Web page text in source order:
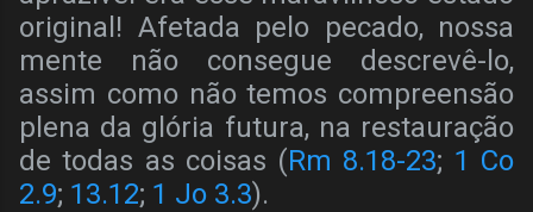
original! Afetada pelo pecado, nossa
mente não consegue descrevê-lo,
assim como não temos compreensão
plena da glória futura, na restauração
de todas as coisas (Rm 8.18-23; 1 Co
2.9; 13.12; 1 Jo 3.3).